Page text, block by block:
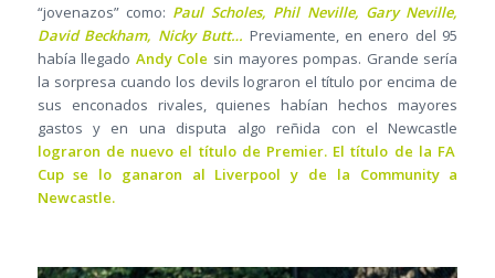
“jovenazos” como: Paul Scholes, Phil Neville, Gary Neville,
David Beckham, Nicky Butt… Previamente, en enero del 95
había llegado Andy Cole sin mayores pompas. Grande sería
la sorpresa cuando los devils lograron el título por encima de
sus enconados rivales, quienes habían hechos mayores
gastos y en una disputa algo reñida con el Newcastle
lograron de nuevo el título de Premier. El título de la FA
Cup se lo ganaron al Liverpool y de la Community a
Newcastle.